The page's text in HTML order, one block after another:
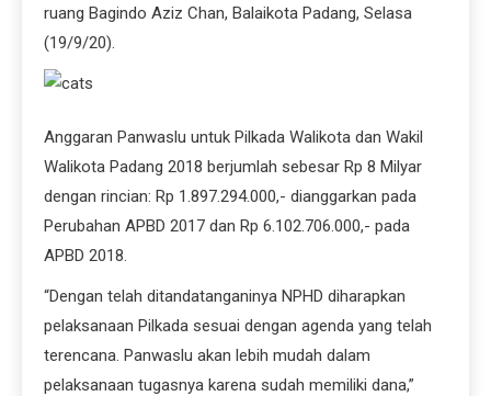
APBD 2018.
“Dengan telah ditandatanganinya NPHD diharapkan
pelaksanaan Pilkada sesuai dengan agenda yang telah
pelaksanaan tugasnya karena sudah memiliki dana,”
kata Mahyeldi usai penandatanganan.
Walikota mengatakan, besaran anggaran untuk Pilkada
mendatang diperkirakan mencapai Rp 55 milyar.
Padang.
“Sisanya untuk Panwas, Kesbangpol, keamanan, dan
lainnya,” sebut Mahyeldi.